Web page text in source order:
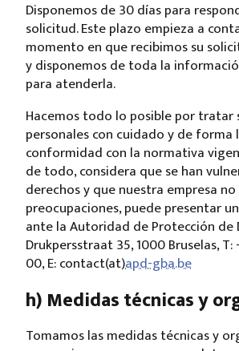
Disponemos de 30 días para
solicitud. Este plazo empieza a
momento en que recibimos su
y disponemos de toda la
para atenderla.
Hacemos todo lo posible por tratar
personales con cuidado y de
conformidad con la normativa
de todo, considera que se han
derechos y que nuestra empresa
preocupaciones, puede presentar
ante la Autoridad de Protección de
Drukpersstraat 35, 1000 Bruselas,
00, E: contact(at)apd-gba.be
h) Medidas técnicas y
Tomamos las medidas técnicas y